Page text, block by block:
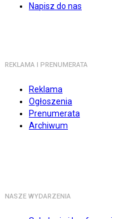
Napisz do nas
REKLAMA I PRENUMERATA
Reklama
Ogłoszenia
Prenumerata
Archiwum
NASZE WYDARZENIA